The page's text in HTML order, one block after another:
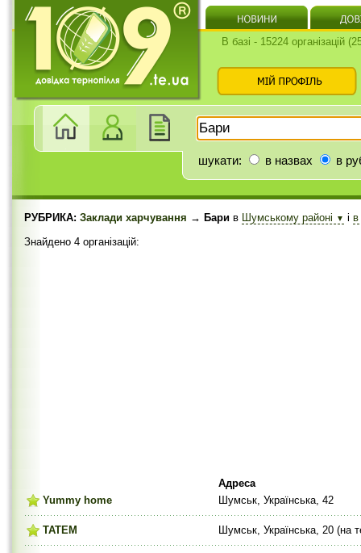
В базі - 15224 організацій
шукати: в назвах в
РУБРИКА: Заклади харчування → Бари в Шумському районі ▼ і в
Знайдено 4 організацій:
Адреса
Yummy home
Шумськ, Українська, 42
ТАТЕМ Шумськ, Українська, 20 (на